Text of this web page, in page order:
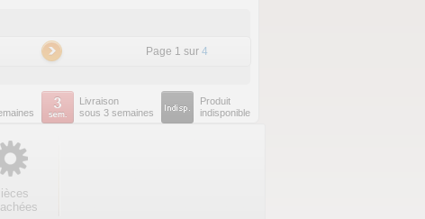
Page 1 sur 4
Livraison
sous 3 semaines
Produit
indisponible